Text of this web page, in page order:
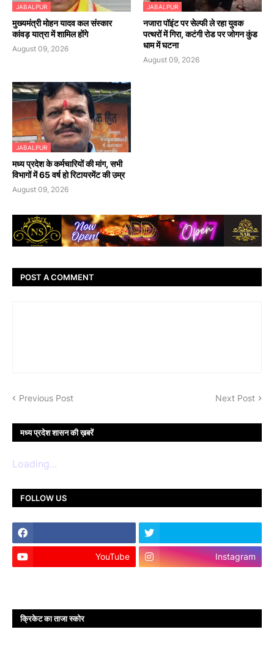
JABALPUR
मुख्यमंत्री मोहन यादव कल संस्कार
कांवड़ यात्रा में शामिल होंगे
August 09, 2026
JABALPUR
नजारा पॉइंट पर सेल्फी ले रहा युवक
पत्थरों में गिरा, कटंगी रोड पर जोगन कुंड
धाम में घटना
August 09, 2026
JABALPUR
मध्य प्रदेश के कर्मचारियों की मांग, सभी
विभागों में 65 वर्ष हो रिटायरमेंट की उम्र
August 09, 2026
POST A COMMENT
Previous Post Next Post
मध्य प्रदेश शासन की ख़बरें
Loading...
FOLLOW US
YouTube Instagram
क्रिकेट का ताजा स्कोर